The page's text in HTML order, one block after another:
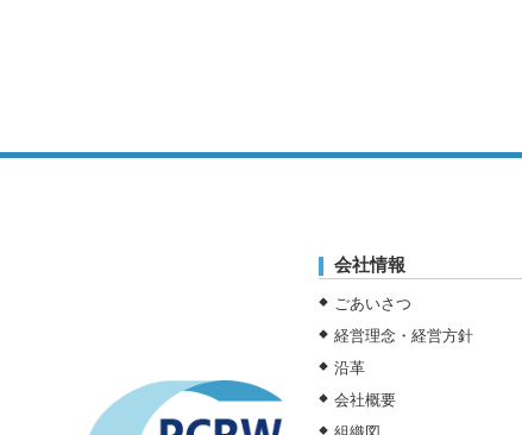
会社情報
ごあいさつ
経営理念・経営方針
沿革
会社概要